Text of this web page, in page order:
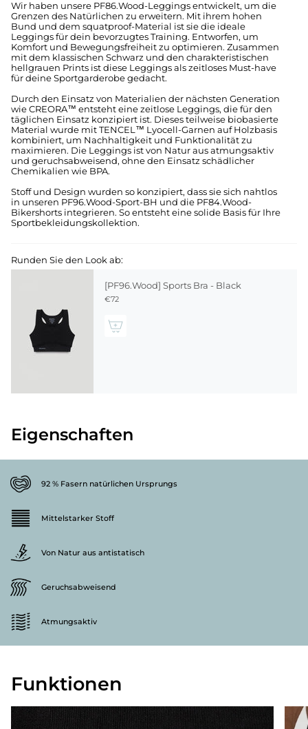
Wir haben unsere PF86.Wood-Leggings entwickelt, um die
Grenzen des Natürlichen zu erweitern. Mit ihrem hohen
Bund und dem squatproof-Material ist sie die ideale
Leggings für dein bevorzugtes Training. Entworfen, um
Komfort und Bewegungsfreiheit zu optimieren. Zusammen
mit dem klassischen Schwarz und den charakteristischen
hellgrauen Prints ist diese Leggings als zeitloses Must-have
für deine Sportgarderobe gedacht.
Durch den Einsatz von Materialien der nächsten Generation
wie CREORA™ entsteht eine zeitlose Leggings, die für den
täglichen Einsatz konzipiert ist. Dieses teilweise biobasierte
Material wurde mit TENCEL™ Lyocell-Garnen auf Holzbasis
kombiniert, um Nachhaltigkeit und Funktionalität zu
maximieren. Die Leggings ist von Natur aus atmungsaktiv
und geruchsabweisend, ohne den Einsatz schädlicher
Chemikalien wie BPA.
Stoff und Design wurden so konzipiert, dass sie sich nahtlos
in unseren PF96.Wood-Sport-BH und die PF84.Wood-
Bikershorts integrieren. So entsteht eine solide Basis für Ihre
Sportbekleidungskollektion.
Runden Sie den Look ab:
[PF96.Wood] Sports Bra - Black
€72
Eigenschaften
92 % Fasern natürlichen Ursprungs
Mittelstarker Stoff
Von Natur aus antistatisch
Geruchsabweisend
Atmungsaktiv
Funktionen